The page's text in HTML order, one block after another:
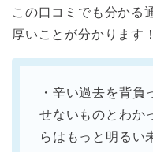
この口コミでも分かる
厚いことが分かります！
・辛い過去を背負
せないものとわか
らはもっと明るい